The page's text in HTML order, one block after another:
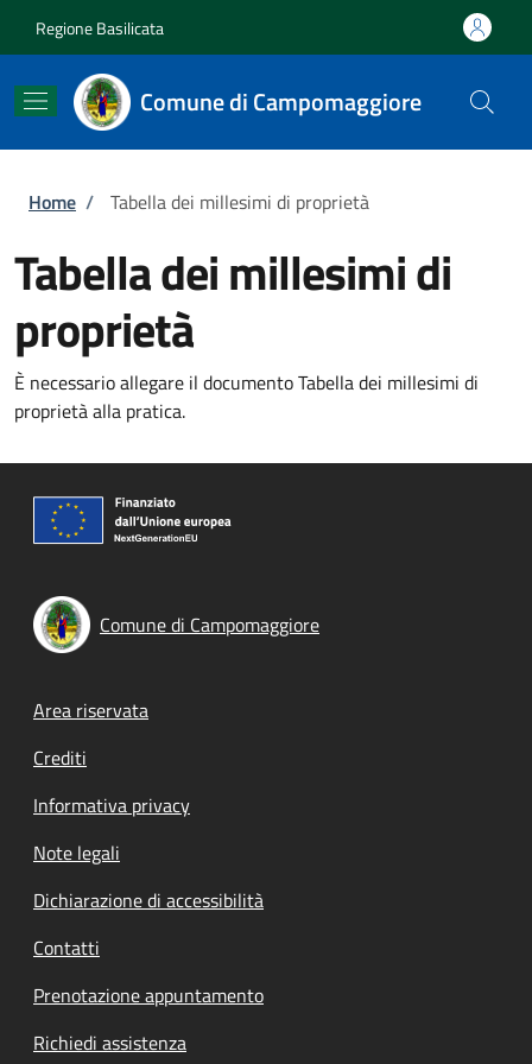
Regione Basilicata
Comune di Campomaggiore
Briciole di pane
Home / Tabella dei millesimi di proprietà
Tabella dei millesimi di
proprietà
È necessario allegare il documento Tabella dei millesimi di
proprietà alla pratica.
Comune di Campomaggiore
Footer menu
Area riservata
Crediti
Informativa privacy
Note legali
Dichiarazione di accessibilità
Contatti
Prenotazione appuntamento
Richiedi assistenza